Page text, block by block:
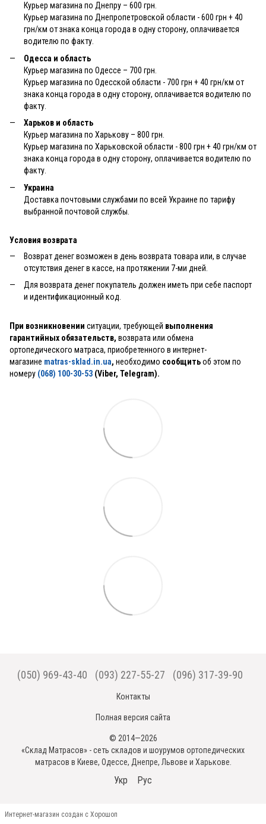
Курьер магазина по Днепру – 600 грн.
Курьер магазина по Днепропетровской области - 600 грн + 40
грн/км от знака конца города в одну сторону, оплачивается
водителю по факту.
Одесса и область
Курьер магазина по Одессе – 700 грн.
Курьер магазина по Одесской области - 700 грн + 40 грн/км от
знака конца города в одну сторону, оплачивается водителю по
факту.
Харьков и область
Курьер магазина по Харькову – 800 грн.
Курьер магазина по Харьковской области - 800 грн + 40 грн/км от
знака конца города в одну сторону, оплачивается водителю по
факту.
Украина
Доставка почтовыми службами по всей Украине по тарифу
выбранной почтовой службы.
Условия возврата
Возврат денег возможен в день возврата товара или, в случае
отсутствия денег в кассе, на протяжении 7-ми дней.
Для возврата денег покупатель должен иметь при себе паспорт
и идентификационный код.
При возникновении ситуации, требующей выполнения
гарантийных обязательств, возврата или обмена
ортопедического матраса, приобретенного в интернет-
магазине matras-sklad.in.ua, необходимо сообщитьоб этом по
номеру (068) 100-30-53 (Viber, Telegram).
(050) 969-43-40 (093) 227-55-27 (096) 317-39-90
Контакты
Полная версия сайта
© 2014—2026
«Склад Матрасов» - сеть складов и шоурумов ортопедических
матрасов в Киеве, Одессе, Днепре, Львове и Харькове.
Укр Рус
Интернет-магазин создан с Хорошоп